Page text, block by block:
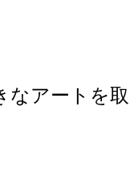
なアートを